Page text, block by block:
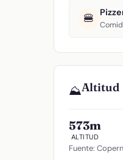
🍔
⛰️Altitud
573m
ALTITUD
Fuente: